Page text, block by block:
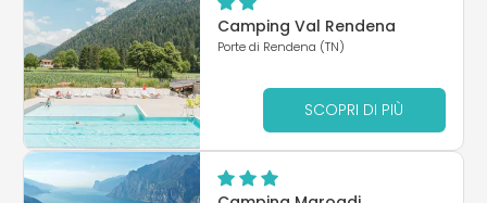
Camping Val Rendena
Porte di Rendena (TN)
SCOPRI DI PIÙ